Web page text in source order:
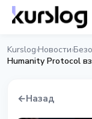
Kurslog›Новости›
Humanity Protocol
←Назад